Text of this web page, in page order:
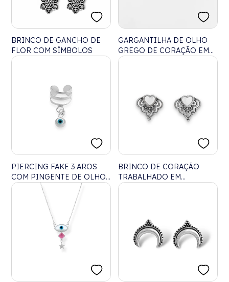
BRINCO DE GANCHO DE
FLOR COM SÍMBOLOS
GARGANTILHA DE OLHO
GREGO DE CORAÇÃO EM
MADREPÉROLA – 40CM
PIERCING FAKE 3 AROS
COM PINGENTE DE OLHO
GREGO EM MADREPÉROLA
BRINCO DE CORAÇÃO
TRABALHADO EM
ARABESCOS